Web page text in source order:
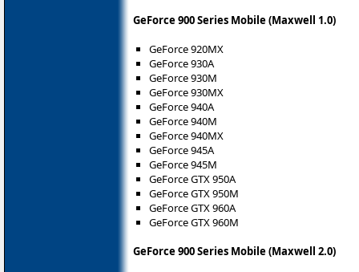
GeForce 900 Series Mobile (Maxwell 1.0)
GeForce 920MX
GeForce 930A
GeForce 930M
GeForce 930MX
GeForce 940A
GeForce 940M
GeForce 940MX
GeForce 945A
GeForce 945M
GeForce GTX 950A
GeForce GTX 950M
GeForce GTX 960A
GeForce GTX 960M
GeForce 900 Series Mobile (Maxwell 2.0)